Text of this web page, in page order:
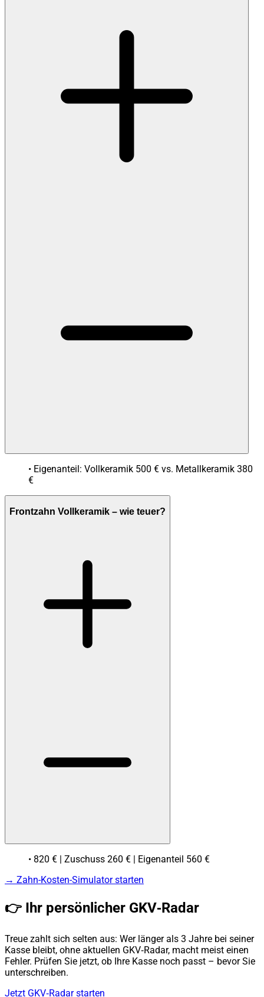
• Eigenanteil: Vollkeramik 500 € vs. Metallkeramik 380
€
Frontzahn Vollkeramik – wie teuer?
• 820 € | Zuschuss 260 € | Eigenanteil 560 €
→ Zahn-Kosten-Simulator starten
👉 Ihr persönlicher GKV‑Radar
Treue zahlt sich selten aus: Wer länger als 3 Jahre bei seiner
Kasse bleibt, ohne aktuellen GKV‑Radar, macht meist einen
Fehler. Prüfen Sie jetzt, ob Ihre Kasse noch passt – bevor Sie
unterschreiben.
Jetzt GKV‑Radar starten